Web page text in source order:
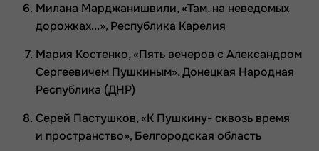
Милана Марджанишвили, «Там, на неведомых
дорожках...», Республика Карелия
Мария Костенко, «Пять вечеров с Александром
Сергеевичем Пушкиным», Донецкая Народная
Республика (ДНР)
Серей Пастушков, «К Пушкину- сквозь время
и пространство», Белгородская область